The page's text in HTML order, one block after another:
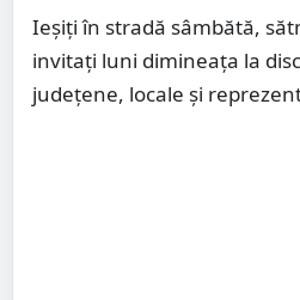
Ieșiți în stradă sâmbătă,
invitați luni dimineața la
județene, locale și